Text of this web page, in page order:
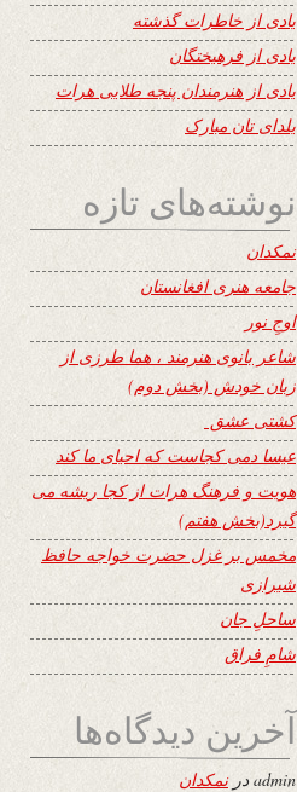
یادی از خاطرات گذشته
یادی از فرهیختگان
یادی از هنرمندان پنجه طلایی هرات
یلدای تان مبارک
نوشته‌های تازه
نمکدان
جامعه هنری افغانستان
اوجِ نور
شاعر بانوی هنرمند ، هما طرزی از
زبان خودش (بخش دوم)
کشتی عشق
عیسا دمی کجاست که احیای ما کند
هویت و فرهنگ هرات از کجا ریشه می
گیرد(بخش هفتم)
مخمس بر غزل حضرت خواجه حافظ
شیرازی
ساحلِ جان
شامِ فراق
آخرین دیدگاه‌ها
adminدرنمکدان